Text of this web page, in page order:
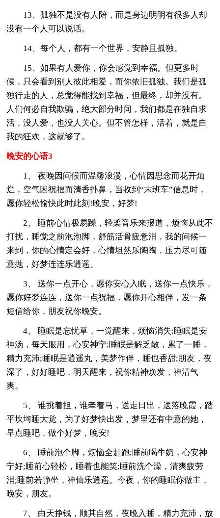
13、孤独不是没有人陪，而是身边明明有很多人却
没有一个人可以说话。
14、每个人，都有一个世界，安静且孤独。
15、如果有人爱你，你会感觉到幸福。但更多时
候，只会看到别人彼此相爱，而你依旧孤独。我们是孤
独行走的人，总觉得能找到幸福，但最终，却并没有。
人们何必自我欺骗，绝大部分时间，我们都是在独自求
活，没人爱，也没人关心。但不管怎样，活着，就是自
我的狂欢，这就够了。
晚安的心语3
1、 夜晚因问候而温馨浪漫，心情因思念而花开灿
烂，空气因祝福而清香扑鼻，当收到“末班车”信息时，
愿你轻松愉快此时此刻!晚安，好梦!
2、 睡前心情极易躁，轻柔音乐来报道，烦恼从此不
打扰，睡觉之前泡泡脚，舒筋活骨疲惫消，我的问候一
来到，你的心情定会好，心情坦然乐陶陶，压力尽可随
意抛，好梦连连乐逍遥。
3、 送你一点开心，愿你安心入眠，送你一点快乐，
愿你好梦连连，送你一点祝福，愿你开心相伴，发一条
短信给你，朋友祝你晚安。
4、 睡眠是忘忧草，一觉醒来，烦恼消失;睡眠是安
神汤，每天服用，心安神宁;睡眠是解乏散，累了一睡，
精力充沛;睡眠是逍遥丸，美梦作伴，睡也香甜;朋友，夜
深了，好好睡吧，明天醒来，祝你精神焕发，神清气
爽。
5、 谁挑着担，谁牵着马，送走日出，送落晚霞，踏
平坎坷睡大觉，为了好梦快出发，梦里还有中意的她，
早点睡吧，做个好梦，晚安!
6、 睡前泡个脚，烦恼全赶跑;睡前喝牛奶，心安神
宁好;睡前心轻松，睡着也能笑;睡前洗个澡，清爽疲劳
消;睡前若静坐，神仙乐逍遥。今夜，你的睡眠你做主，
晚安，朋友。
7、 白天挣钱，顺其自然，夜晚入睡，精力充沛，放